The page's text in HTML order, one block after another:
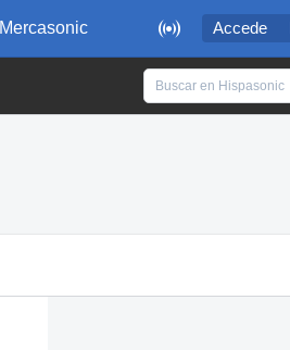
 Accede
Mercasonic